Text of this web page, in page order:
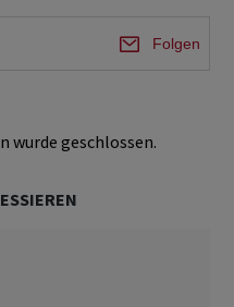
Folgen
geschlossen.